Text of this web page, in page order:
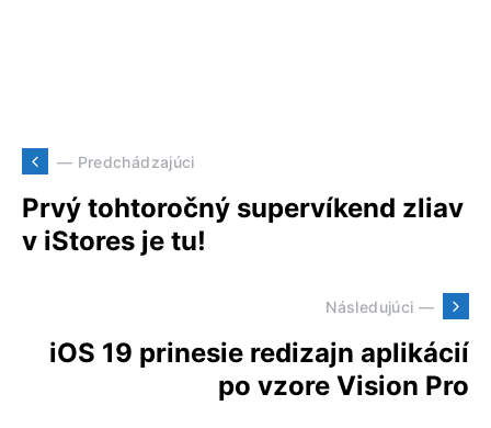
— Predchádzajúci
Prvý tohtoročný supervíkend zliav
v iStores je tu!
Následujúci —
iOS 19 prinesie redizajn aplikácií
po vzore Vision Pro